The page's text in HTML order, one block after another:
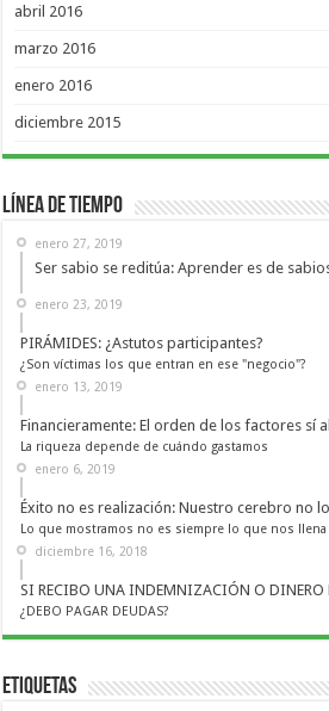
abril 2016
marzo 2016
enero 2016
diciembre 2015
Línea de Tiempo
enero 27, 2019
Ser sabio se reditúa: Aprender es de
enero 23, 2019
PIRÁMIDES: ¿Astutos participantes?
¿Son víctimas los que entran en ese "negocio"?
enero 13, 2019
Financieramente: El orden de los factores sí
La riqueza depende de cuándo gastamos
enero 6, 2019
Éxito no es realización: Nuestro cerebro no
Lo que mostramos no es siempre lo que nos llena
diciembre 16, 2018
SI RECIBO UNA INDEMNIZACIÓN O DINERO
¿DEBO PAGAR DEUDAS?
Etiquetas